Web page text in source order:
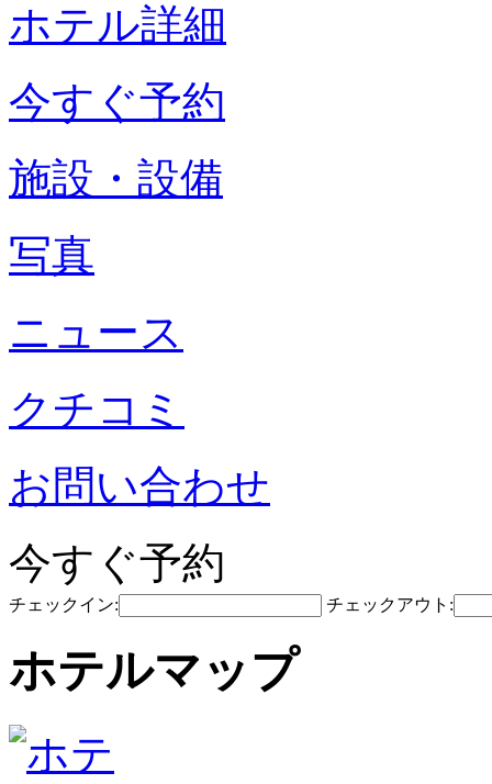
ホテル詳細
今すぐ予約
施設・設備
写真
ニュース
クチコミ
お問い合わせ
今すぐ予約
チェックイン: チェックアウト:
ホテルマップ